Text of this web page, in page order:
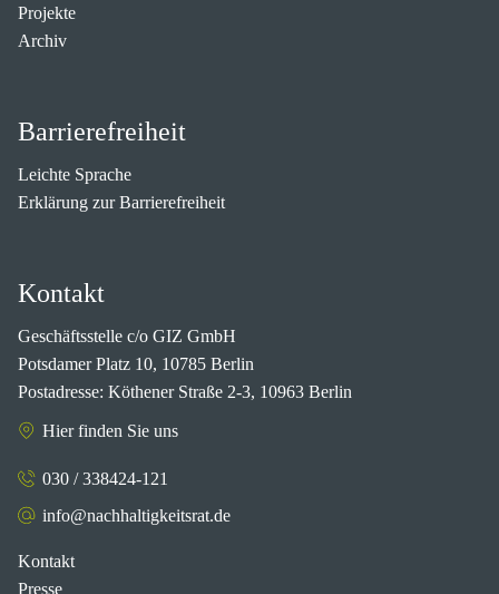
Projekte
Archiv
Barrierefreiheit
Leichte Sprache
Erklärung zur Barrierefreiheit
Kontakt
Geschäftsstelle c/o GIZ GmbH
Potsdamer Platz 10, 10785 Berlin
Postadresse: Köthener Straße 2-3, 10963 Berlin
Hier finden Sie uns
030 / 338424-121
info@nachhaltigkeitsrat.de
Kontakt
Presse